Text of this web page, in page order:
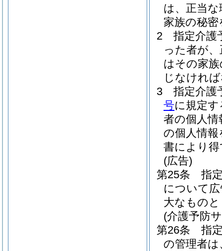
は、正当
家族の秘
2
指定介護
った者が
はその家
じなけれ
3
指定介護
号に規定
者の個人
の個人情
書により
(広告)
第25条
指
について
大なもの
(介護予防
第26条
指
の管理者